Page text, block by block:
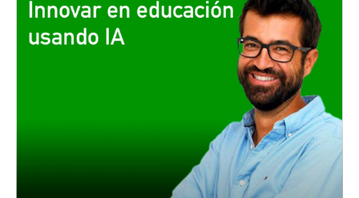
mucho más.
Para saber más de Julio César Fernández visita Apple Coding